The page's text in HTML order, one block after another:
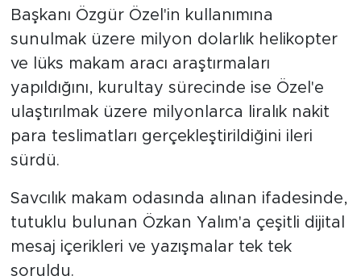
Başkanı Özgür Özel'in kullanımına
sunulmak üzere milyon dolarlık helikopter
ve lüks makam aracı araştırmaları
yapıldığını, kurultay sürecinde ise Özel'e
ulaştırılmak üzere milyonlarca liralık nakit
para teslimatları gerçekleştirildiğini ileri
sürdü.
Savcılık makam odasında alınan ifadesinde,
tutuklu bulunan Özkan Yalım'a çeşitli dijital
mesaj içerikleri ve yazışmalar tek tek
soruldu.